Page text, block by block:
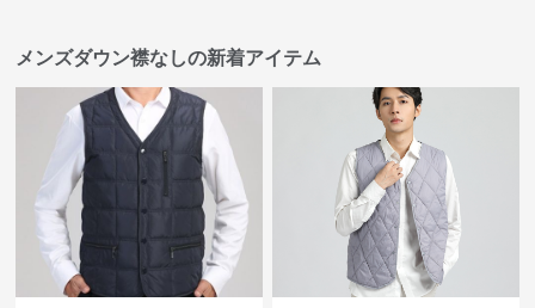
メンズダウン襟なしの新着アイテム